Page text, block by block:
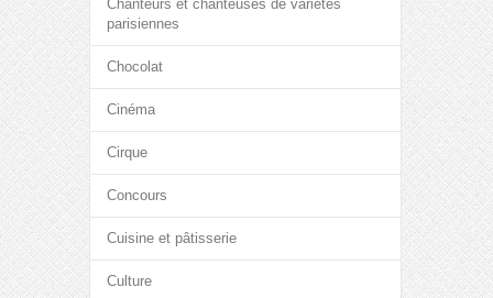
Chanteurs et chanteuses de variétés
parisiennes
Chocolat
Cinéma
Cirque
Concours
Cuisine et pâtisserie
Culture